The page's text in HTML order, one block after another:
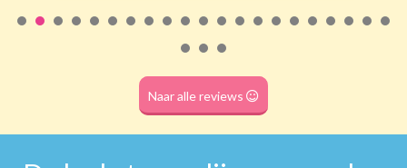
(dubbele tunnel)
Naar alle reviews